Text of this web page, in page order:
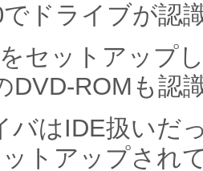
ドライブが認
セットアップ
DVD-ROMも認
バはIDE扱いだ
ットアップされ